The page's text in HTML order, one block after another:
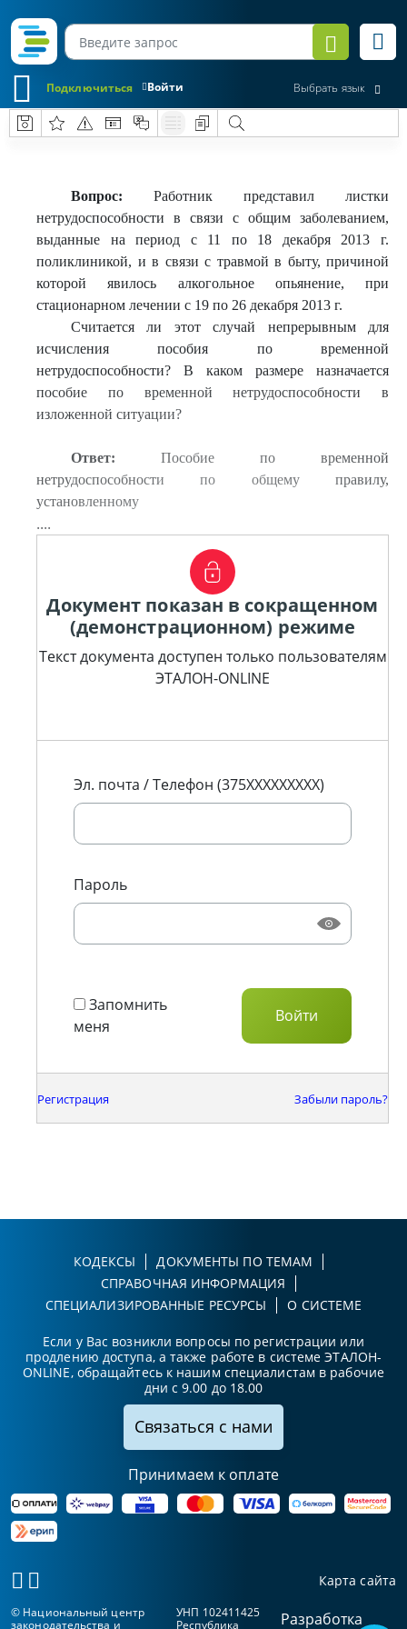
Войти
Подключиться Выбрать язык
Вопрос: Работник представил листки
нетрудоспособности в связи с общим заболеванием,
выданные на период с 11 по 18 декабря 2013 г.
поликлиникой, и в связи с травмой в быту, причиной
которой явилось алкогольное опьянение, при
стационарном лечении с 19 по 26 декабря 2013 г.
Считается ли этот случай непрерывным для
исчисления пособия по временной
нетрудоспособности? В каком размере назначается
пособие по временной нетрудоспособности в
изложенной ситуации?
Ответ: Пособие по временной
нетрудоспособности по общему правилу,
установленному
....
Документ показан в сокращенном
(демонстрационном) режиме
Текст документа доступен только пользователям
ЭТАЛОН-ONLINE
Эл. почта / Телефон (375XXXXXXXXX)
Пароль
Запомнить
меня
Регистрация Забыли пароль?
КОДЕКСЫ
ДОКУМЕНТЫ ПО ТЕМАМ
СПРАВОЧНАЯ ИНФОРМАЦИЯ
СПЕЦИАЛИЗИРОВАННЫЕ РЕСУРСЫ
О СИСТЕМЕ
Если у Вас возникли вопросы по регистрации или
продлению доступа, а также работе в системе ЭТАЛОН-
ONLINE, обращайтесь к нашим специалистам в рабочие
дни с 9.00 до 18.00
Связаться с нами
Принимаем к оплате
Карта сайта
© Национальный центр
законодательства и
УНП 102411425
Республика
Разработка